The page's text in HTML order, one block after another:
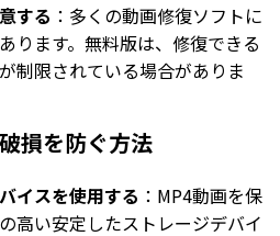
する ：多くの動画修復ソフトに
ります。無料版は、修復できる
制限されている場合がありま
損を防ぐ方法
イスを使用する ：MP4動画を保
高い安定したストレージデバイ